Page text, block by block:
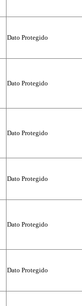
Dato Protegido
Dato Protegido
Dato Protegido
Dato Protegido
Dato Protegido
Dato Protegido